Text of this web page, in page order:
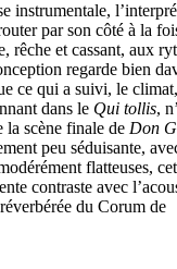
instrumentale,
par son côté à la
rêche et cassant, aux
regarde bien
ce qui a suivi, le climat,
dans le Qui tollis,
la scène finale de Don
peu séduisante,
flatteuses,
contraste avec
du Corum de